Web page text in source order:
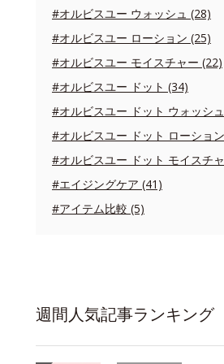
#オルビスユー ウォッシュ (28)
#オルビスユー ローション (25)
#オルビスユー モイスチャー (22)
#オルビスユー ドット (34)
#オルビスユー ドット ウォッシ
#オルビスユー ドット ローショ
#オルビスユー ドット モイスチ
#エイジングケア (41)
#アイテム比較 (5)
週間人気記事ランキング